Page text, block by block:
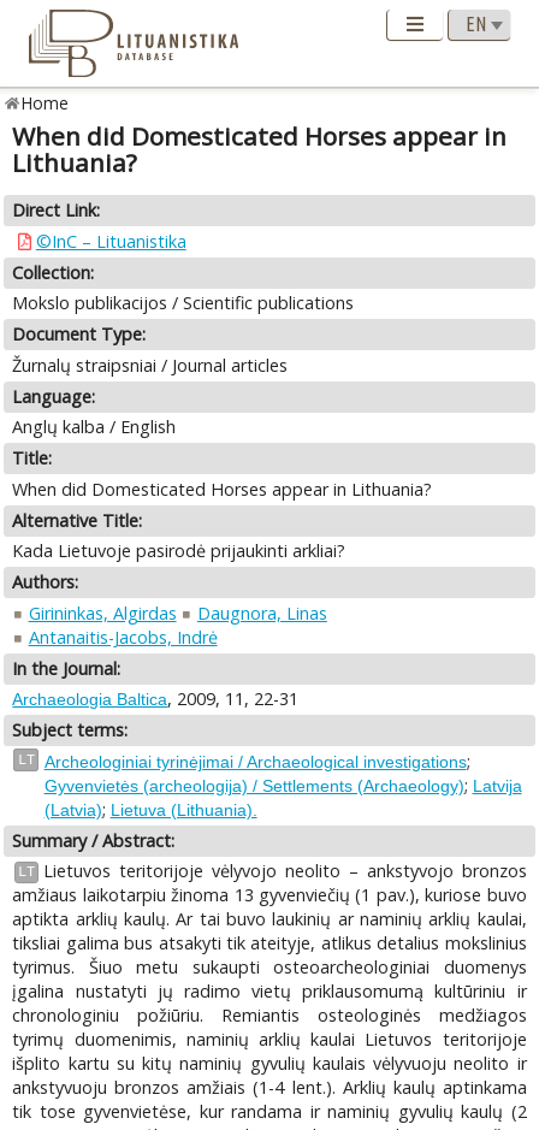
Home
When did Domesticated Horses appear in
Lithuania?
Direct Link:
©InC – Lituanistika
Collection:
Mokslo publikacijos / Scientific publications
Document Type:
Žurnalų straipsniai / Journal articles
Language:
Anglų kalba / English
Title:
When did Domesticated Horses appear in Lithuania?
Alternative Title:
Kada Lietuvoje pasirodė prijaukinti arkliai?
Authors:
Girininkas, Algirdas
Daugnora, Linas
Antanaitis-Jacobs, Indrė
In the Journal:
Archaeologia Baltica, 2009, 11, 22-31
Subject terms:
LT Archeologiniai tyrinėjimai / Archaeological investigations;
Gyvenvietės (archeologija) / Settlements (Archaeology); Latvija
(Latvia); Lietuva (Lithuania).
Summary / Abstract:
LT
Lietuvos teritorijoje vėlyvojo neolito – ankstyvojo bronzos
amžiaus laikotarpiu žinoma 13 gyvenviečių (1 pav.), kuriose buvo
aptikta arklių kaulų. Ar tai buvo laukinių ar naminių arklių kaulai,
tiksliai galima bus atsakyti tik ateityje, atlikus detalius mokslinius
tyrimus. Šiuo metu sukaupti osteoarcheologiniai duomenys
įgalina nustatyti jų radimo vietų priklausomumą kultūriniu ir
chronologiniu požiūriu. Remiantis osteologinės medžiagos
tyrimų duomenimis, naminių arklių kaulai Lietuvos teritorijoje
išplito kartu su kitų naminių gyvulių kaulais vėlyvuoju neolito ir
ankstyvuoju bronzos amžiais (1-4 lent.). Arklių kaulų aptinkama
tik tose gyvenvietėse, kur randama ir naminių gyvulių kaulų (2